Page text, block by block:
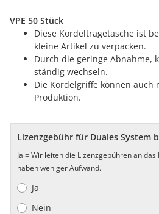
VPE 50 Stück
Diese Kordeltragetasche ist
kleine Artikel zu verpacken.
Durch die geringe Abnahme,
ständig wechseln.
Die Kordelgriffe können auch
Produktion.
Lizenzgebühr für Duales System
Ja = Wir leiten die Lizenzgebühren an
haben weniger Aufwand.
Ja
Nein